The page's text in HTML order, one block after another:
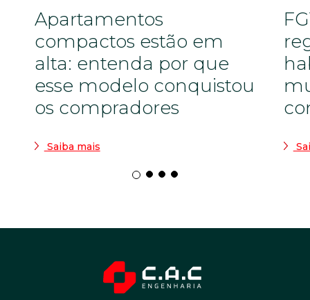
Apartamentos
compactos estão em
alta: entenda por que
esse modelo conquistou
os compradores
Saiba mais